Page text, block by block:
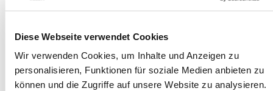
Diese Webseite verwendet Cookies
Wir verwenden Cookies, um Inhalte und Anzeigen zu
personalisieren, Funktionen für soziale Medien anbieten zu
können und die Zugriffe auf unsere Website zu analysieren.
behandelt, und als Ergebnis entstand diese
Farbwelt. Das unnachahmliche Zusammenbild
sich selbst.
Wenn Sie individuelle Vorstellungen und eine